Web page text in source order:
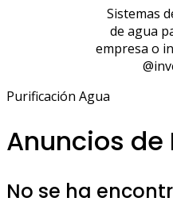
Sistemas
de agua
empresa o
Purificación Agua
Anuncios de
No se ha